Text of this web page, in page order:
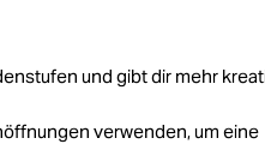
und gibt dir mehr
verwenden, um eine